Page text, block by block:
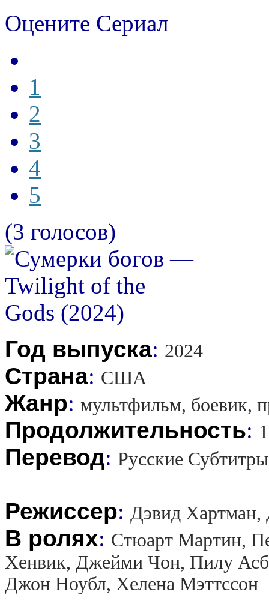
Оцените Сериал
1
2
3
4
5
(3 голосов)
Год выпуска: 2024
Страна: США
Жанр: мультфильм, боевик,
Продолжительность:
Перевод: Русские Субтитры
Режиссер: Дэвид
В ролях: Стюарт Мартин,
Хенвик, Джейми Чон, Пилу
Джон Ноубл, Хелена Мэттссон